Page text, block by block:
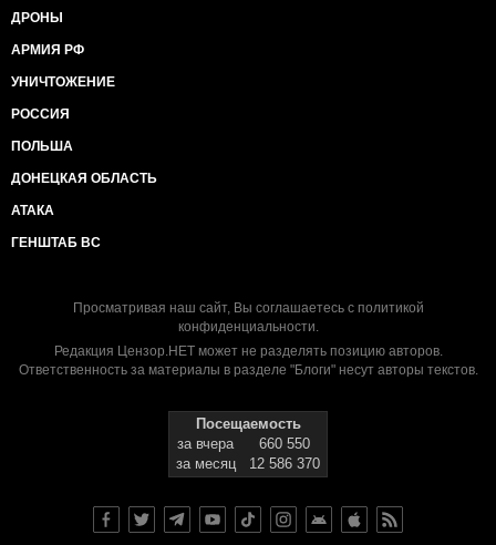
ДРОНЫ
АРМИЯ РФ
УНИЧТОЖЕНИЕ
РОССИЯ
ПОЛЬША
ДОНЕЦКАЯ ОБЛАСТЬ
АТАКА
ГЕНШТАБ ВС
Просматривая наш сайт, Вы соглашаетесь с политикой
конфиденциальности.
Редакция Цензор.НЕТ может не разделять позицию авторов.
Ответственность за материалы в разделе "Блоги" несут авторы текстов.
Посещаемость
за вчера
660 550
за месяц
12 586 370